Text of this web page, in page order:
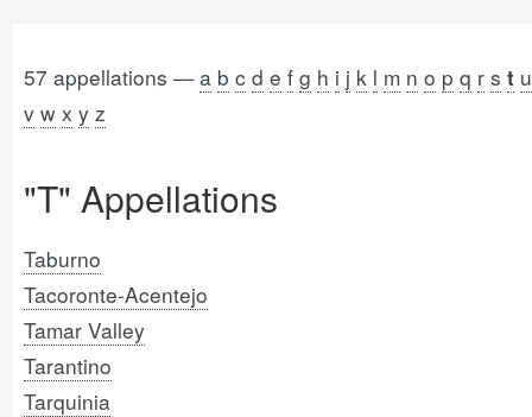
57 appellations —a b c d e f g h i j k l m n o p q r s t u
v w x y z
"T" Appellations
Taburno
Tacoronte-Acentejo
Tamar Valley
Tarantino
Tarquinia